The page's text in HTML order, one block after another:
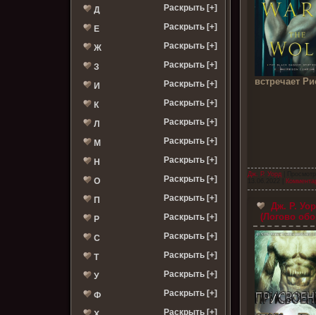
Д Раскрыть [+]
Е Раскрыть [+]
Ж Раскрыть [+]
З Раскрыть [+]
И Раскрыть [+]
К Раскрыть [+]
Л Раскрыть [+]
М Раскрыть [+]
Н Раскрыть [+]
О Раскрыть [+]
П Раскрыть [+]
Р Раскрыть [+]
С Раскрыть [+]
Т Раскрыть [+]
У Раскрыть [+]
Ф Раскрыть [+]
Раскрыть [+]
встречает
Дж. Р. Уорд
Дж. Р.
(Логово